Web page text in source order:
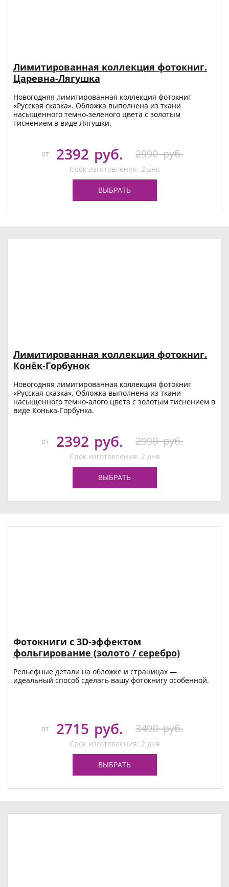
Лимитированная коллекция фотокниг.
Царевна-Лягушка
Новогодняя лимитированная коллекция фотокниг
«Русская сказка». Обложка выполнена из ткани
насыщенного темно-зеленого цвета с золотым
тиснением в виде Лягушки.
от 2392 руб. 2990 руб.
Срок изготовления: 2 дня
ВЫБРАТЬ
Лимитированная коллекция фотокниг.
Конёк-Горбунок
Новогодняя лимитированная коллекция фотокниг
«Русская сказка». Обложка выполнена из ткани
насыщенного темно-алого цвета с золотым тиснением в
виде Конька-Горбунка.
от 2392 руб. 2990 руб.
Срок изготовления: 2 дня
ВЫБРАТЬ
Фотокниги с 3D-эффектом
фольгирование (золото / серебро)
Рельефные детали на обложке и страницах —
идеальный способ сделать вашу фотокнигу особенной.
от 2715 руб. 3490 руб.
Срок изготовления: 2 дня
ВЫБРАТЬ